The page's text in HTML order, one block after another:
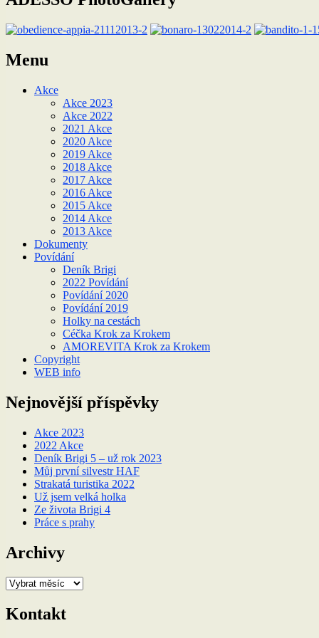
Menu
Akce
Akce 2023
Akce 2022
2021 Akce
2020 Akce
2019 Akce
2018 Akce
2017 Akce
2016 Akce
2015 Akce
2014 Akce
2013 Akce
Dokumenty
Povídání
Deník Brigi
2022 Povídání
Povídání 2020
Povídání 2019
Holky na cestách
Céčka Krok za Krokem
AMOREVITA Krok za Krokem
Copyright
WEB info
Nejnovější příspěvky
Akce 2023
2022 Akce
Deník Brigi 5 – už rok 2023
Můj první silvestr HAF
Strakatá turistika 2022
Už jsem velká holka
Ze života Brigi 4
Práce s prahy
Archivy
Archivy
Kontakt